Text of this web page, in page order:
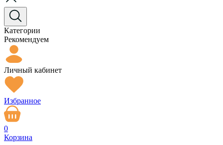
Категории
Рекомендуем
Личный кабинет
Избранное
0
Корзина